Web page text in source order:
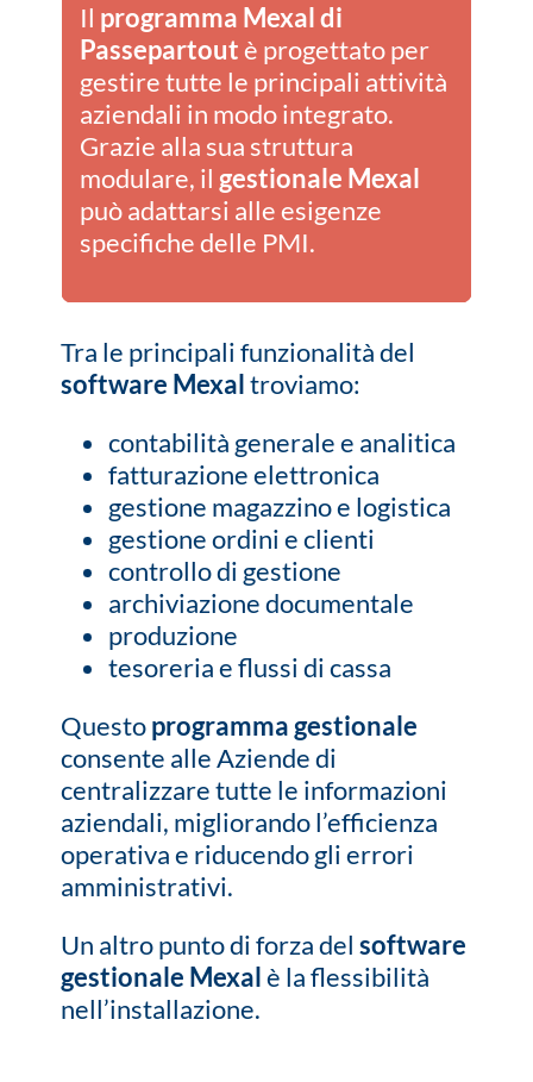
Il programma Mexal di
Passepartoutè progettato per
gestire tutte le principali attività
aziendali in modo integrato.
Grazie alla sua struttura
modulare, il gestionale Mexal
può adattarsi alle esigenze
specifiche delle PMI.
Tra le principali funzionalità del
software Mexaltroviamo:
contabilità generale e analitica
fatturazione elettronica
gestione magazzino e logistica
gestione ordini e clienti
controllo di gestione
archiviazione documentale
produzione
tesoreria e flussi di cassa
Questoprogramma gestionale
consente alle Aziende di
centralizzare tutte le informazioni
aziendali, migliorando l’efficienza
operativa e riducendo gli errori
amministrativi.
Un altro punto di forza del software
gestionale Mexalè la flessibilità
nell’installazione.